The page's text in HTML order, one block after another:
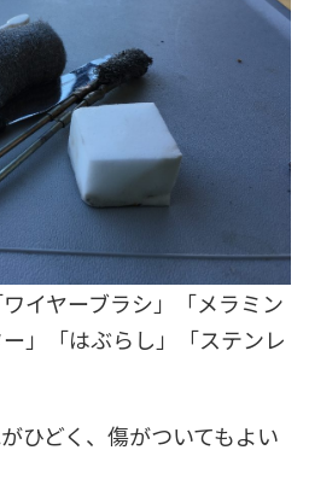
イヤーブラシ」「メラミン
」「はぶらし」「ステンレ
ひどく、傷がついてもよい